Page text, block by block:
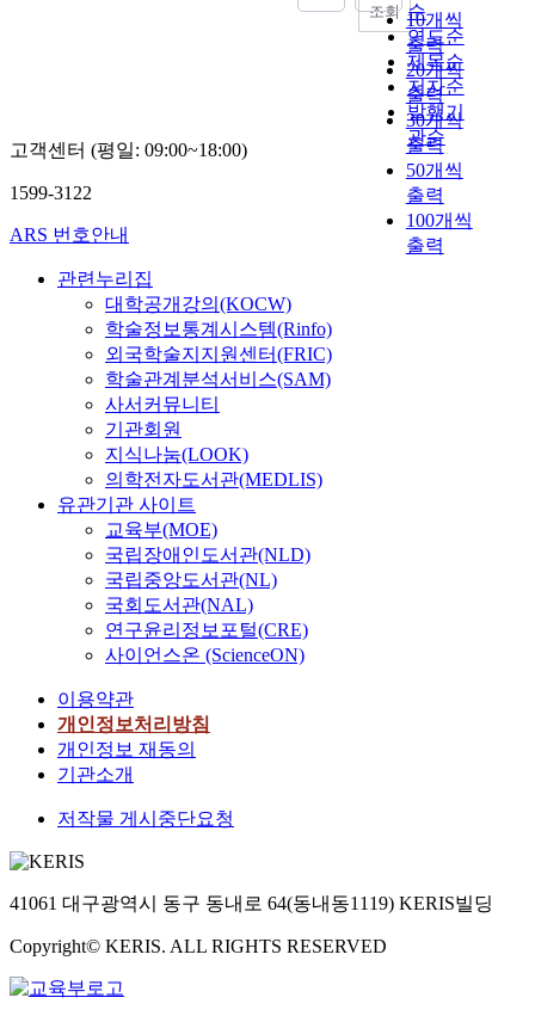
순
연도순
제목순
저자순
발행기
관순
10개씩
출력
20개씩
출력
30개씩
출력
50개씩
출력
100개씩
출력
조회
고객센터 (평일: 09:00~18:00)
1599-3122
ARS 번호안내
관련누리집
대학공개강의(KOCW)
학술정보통계시스템(Rinfo)
외국학술지지원센터(FRIC)
학술관계분석서비스(SAM)
사서커뮤니티
기관회원
지식나눔(LOOK)
의학전자도서관(MEDLIS)
유관기관 사이트
교육부(MOE)
국립장애인도서관(NLD)
국립중앙도서관(NL)
국회도서관(NAL)
연구윤리정보포털(CRE)
사이언스온 (ScienceON)
이용약관
개인정보처리방침
개인정보 재동의
기관소개
저작물 게시중단요청
41061 대구광역시 동구 동내로 64(동내동1119) KERIS빌딩
Copyright© KERIS. ALL RIGHTS RESERVED